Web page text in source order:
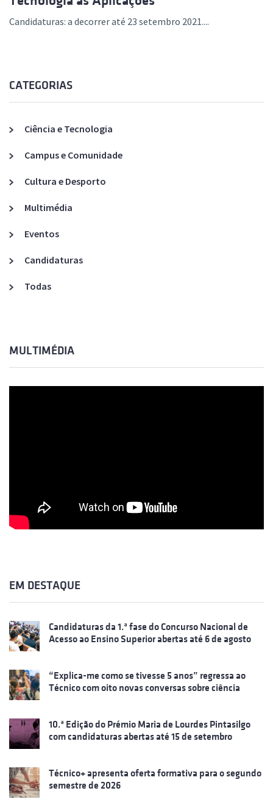
Candidaturas: a decorrer até 23 setembro 2021....
CATEGORIAS
Ciência e Tecnologia
Campus e Comunidade
Cultura e Desporto
Multimédia
Eventos
Candidaturas
Todas
MULTIMÉDIA
EM DESTAQUE
Candidaturas da 1.ª fase do Concurso Nacional de
Acesso ao Ensino Superior abertas até 6 de agosto
“Explica-me como se tivesse 5 anos” regressa ao
Técnico com oito novas conversas sobre ciência
10.ª Edição do Prémio Maria de Lourdes Pintasilgo
com candidaturas abertas até 15 de setembro
Técnico+ apresenta oferta formativa para o segundo
semestre de 2026